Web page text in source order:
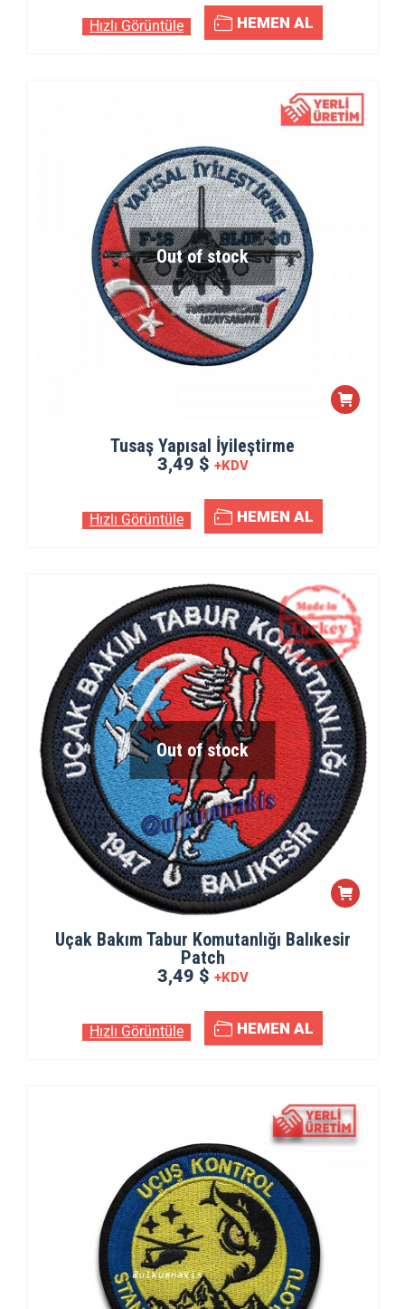
Hızlı Görüntüle HEMEN AL
Out of stock
Tusaş Yapısal İyileştirme
3,49 $ +KDV
Hızlı Görüntüle HEMEN AL
Out of stock
Uçak Bakım Tabur Komutanlığı Balıkesir
Patch
3,49 $ +KDV
Hızlı Görüntüle HEMEN AL